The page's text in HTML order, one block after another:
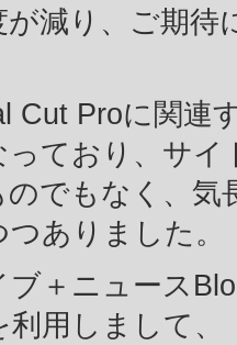
が減り、ご期
Cut Proに関連
ており、サイ
でもなく、気
ありました。
＋ニュース
利用しまして